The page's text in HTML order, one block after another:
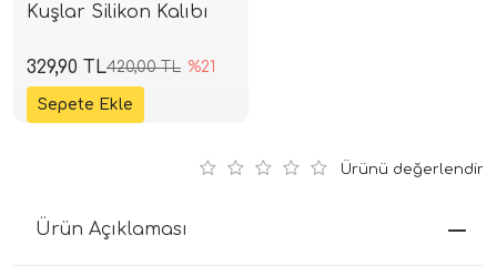
Kuşlar Silikon Kalıbı
420,00 TL %21
329,90 TL
Ürünü değerlendir
Ürün Açıklaması